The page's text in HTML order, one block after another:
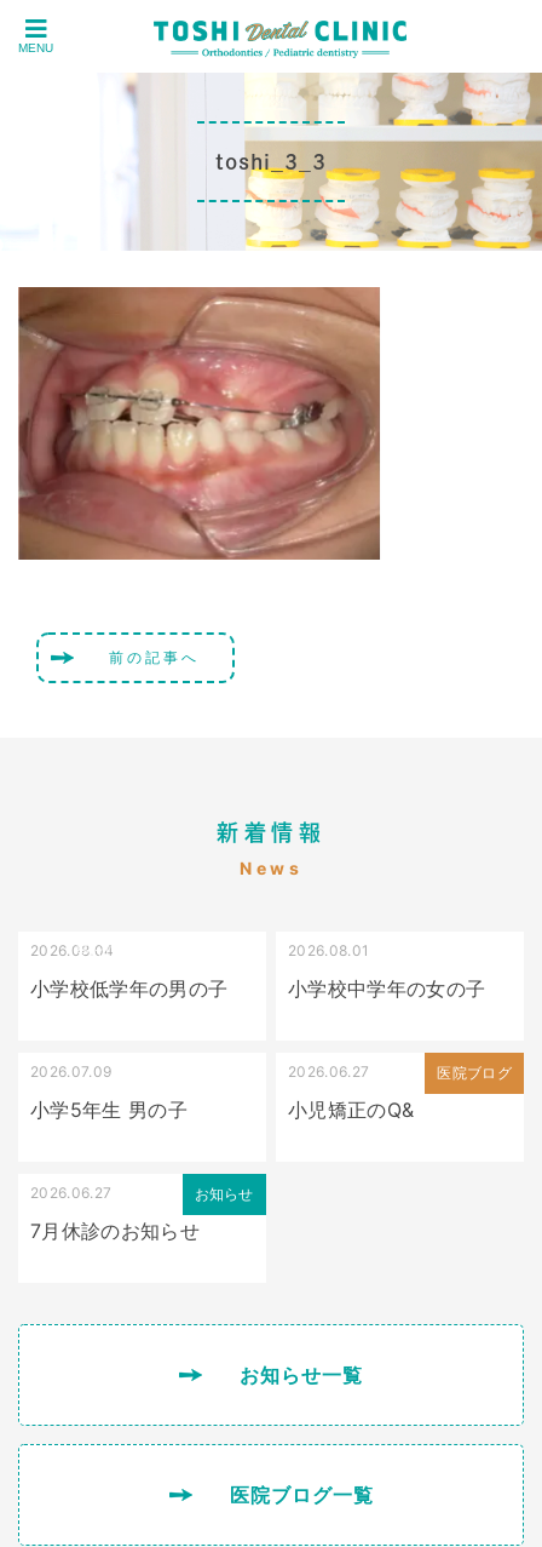
MENU
toshi_3_3
前の記事へ
新着情報
News
受け口（しゃくれている）
2026.08.04
小学校低学年の男の子
2026.08.01
小学校中学年の女の子
2026.07.09
小学5年生 男の子
医院ブログ
2026.06.27
小児矯正のQ&
お知らせ
2026.06.27
7月休診のお知らせ
お知らせ一覧
医院ブログ一覧